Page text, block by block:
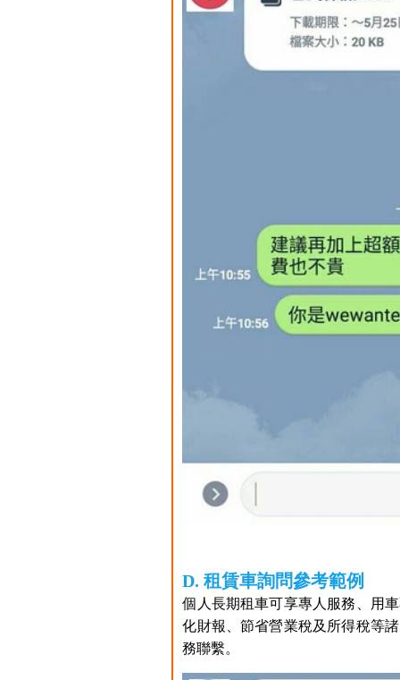
D. 租賃車詢問參考範例
個人長期租車可享專人服務、用
化財報、節省營業稅及所得稅等
務聯繫。